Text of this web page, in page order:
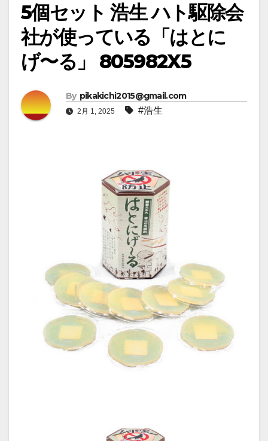
5個セット 浩生 ハト駆除会
社が使っている「はとに
げ〜る」 805982X5
By pikakichi2015@gmail.com
2月 1, 2025 #浩生